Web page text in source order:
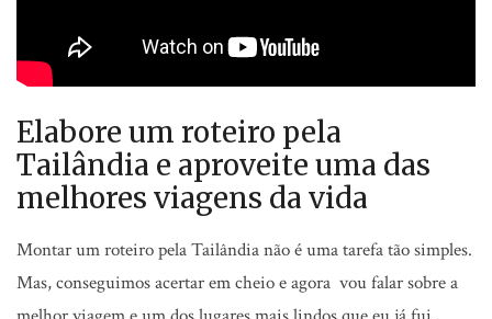
Elabore um roteiro pela
Tailândia e aproveite uma das
melhores viagens da vida
Montar um roteiro pela Tailândia não é uma tarefa tão simples.
Mas, conseguimos acertar em cheio e agora vou falar sobre a